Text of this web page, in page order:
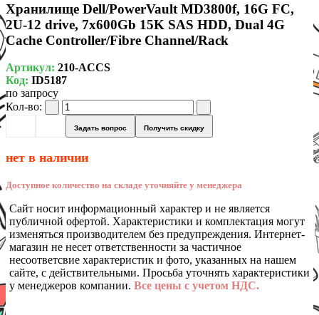
Хранилище Dell/PowerVault MD3800f, 16G FC,
2U-12 drive, 7x600Gb 15K SAS HDD, Dual 4G
Cache Controller/Fibre Channel/Rack
Артикул: 210-ACCS
Код: ID5187
по запросу
Кол-во:
Задать вопрос Получить скидку
нет в наличии
Доступное количество на складе уточняйте у менеджера
Сайт носит информационный характер и не является
публичной офертой. Характеристики и комплектация могут
изменяться производителем без предупреждения. Интернет-
магазин не несет ответственности за частичное
несоответсвие характеристик и фото, указанных на нашем
сайте, с действительными. Просьба уточнять характеристики
у менеджеров компании. Все цены с учетом НДС.